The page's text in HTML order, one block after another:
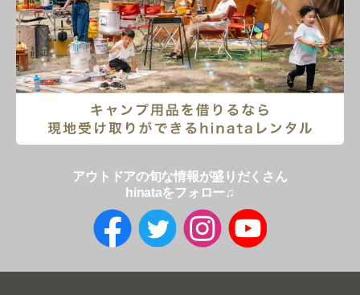
アウトドアの旬な情報が盛りだくさん
hinataをフォロー♫